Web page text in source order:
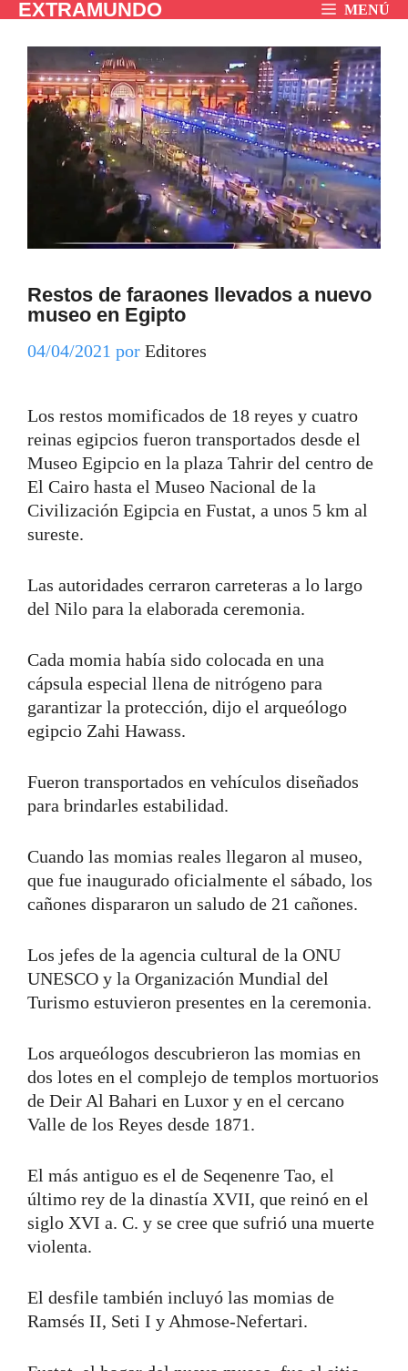
Saltar
contenido
EXTRAMUNDO MENÚ
Restos de faraones llevados a nuevo
museo en Egipto
04/04/2021 por Editores
Los restos momificados de 18 reyes y cuatro
reinas egipcios fueron transportados desde el
Museo Egipcio en la plaza Tahrir del centro de
El Cairo hasta el Museo Nacional de la
Civilización Egipcia en Fustat, a unos 5 km al
sureste.
Las autoridades cerraron carreteras a lo largo
del Nilo para la elaborada ceremonia.
Cada momia había sido colocada en una
cápsula especial llena de nitrógeno para
garantizar la protección, dijo el arqueólogo
egipcio Zahi Hawass.
Fueron transportados en vehículos diseñados
para brindarles estabilidad.
Cuando las momias reales llegaron al museo,
que fue inaugurado oficialmente el sábado, los
cañones dispararon un saludo de 21 cañones.
Los jefes de la agencia cultural de la ONU
UNESCO y la Organización Mundial del
Turismo estuvieron presentes en la ceremonia.
Los arqueólogos descubrieron las momias en
dos lotes en el complejo de templos mortuorios
de Deir Al Bahari en Luxor y en el cercano
Valle de los Reyes desde 1871.
El más antiguo es el de Seqenenre Tao, el
último rey de la dinastía XVII, que reinó en el
siglo XVI a. C. y se cree que sufrió una muerte
violenta.
El desfile también incluyó las momias de
Ramsés II, Seti I y Ahmose-Nefertari.